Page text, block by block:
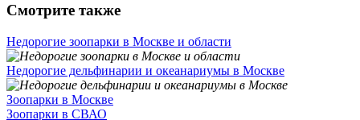
Смотрите также
Недорогие зоопарки в Москве и области
Недорогие дельфинарии и океанариумы в Москве
Зоопарки в Москве
Зоопарки в СВАО